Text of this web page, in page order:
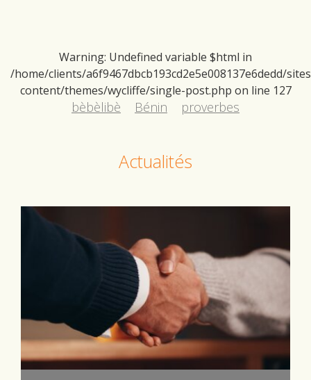
Warning: Undefined variable $html in
/home/clients/a6f9467dbcb193cd2e5e008137e6dedd/
content/themes/wycliffe/single-post.php on line 127
bèbèlibè Bénin proverbes
Actualités